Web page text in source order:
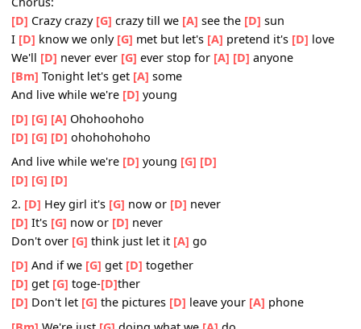
And we
[Bm]Yeah keep [G]doing what we do
[D]Just pretending that we're cool
So [A]tonight let's go
Chorus:
[D] Crazy crazy[G]crazy till we
I[D]know we only[G]met but let's
We'll[D]never ever[G]ever stop for
[Bm]Tonight let's get
And live while we're
young
[D] [G] [A]Ohohoohoho
[D] [G] [D]ohohohohoho
And live while we're[D]young
[D] [G] [D]
Hey girl it's [G] now or
never